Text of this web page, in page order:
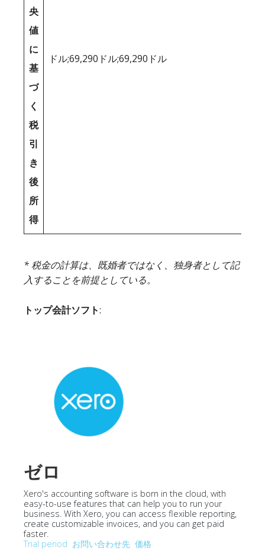
央
値
に
基
づ
く
税
引
き
後
所
得
ドル;69,290ドル;69,290ドル
* 税金の計算は、既婚者ではなく、独身者として記
入することを前提としている。
トップ会計ソフト:
ゼロ
Xero's accounting software is born in the cloud, with
easy-to-use features that can help you to run your
business. With Xero, you can access flexible reporting,
create customizable invoices, and you can get paid
faster.
Trial period お問い合わせ先 価格